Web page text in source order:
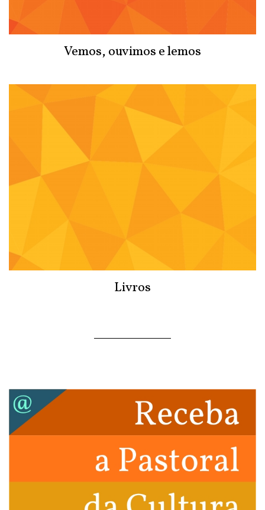
Vemos, ouvimos e lemos
Livros